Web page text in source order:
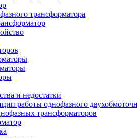
трансформатора
и недостатки
работы однофазного
трансформаторов